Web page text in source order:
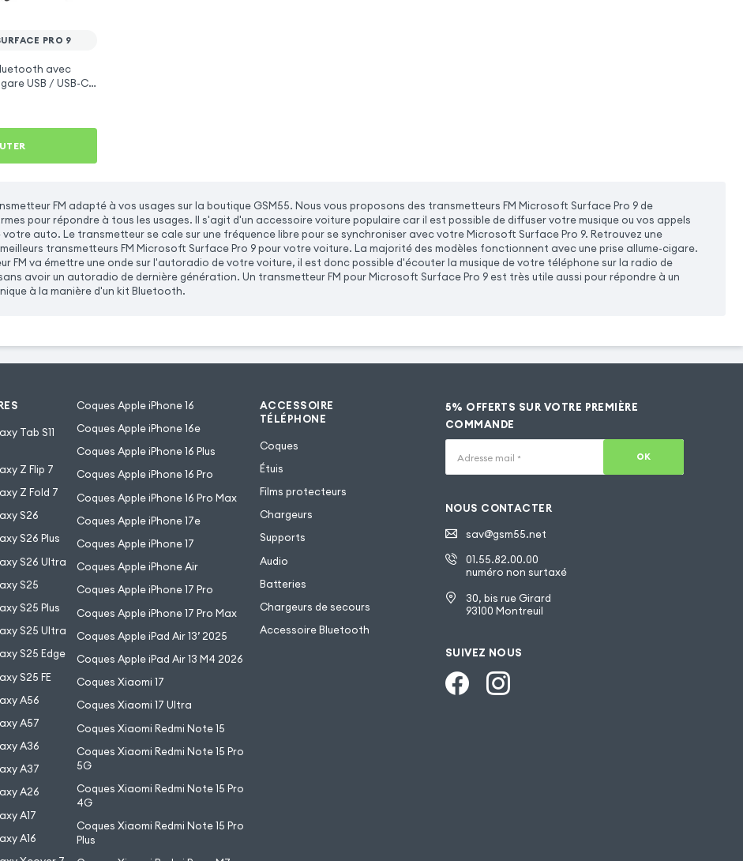
PRO 9
avec
USB / USB-C,
FM adapté à vos usages sur la boutique GSM55. Nous vous proposons des transmetteurs FM Microsoft Surface Pro 9 de
pour répondre à tous les usages. Il s'agit d'un accessoire voiture populaire car il est possible de diffuser votre musique ou vos appels
votre auto. Le transmetteur se cale sur une fréquence libre pour se synchroniser avec votre Microsoft Surface Pro 9. Retrouvez une
transmetteurs FM Microsoft Surface Pro 9 pour votre voiture. La majorité des modèles fonctionnent avec une prise allume-cigare.
FM va émettre une onde sur l'autoradio de votre voiture, il est donc possible d'écouter la musique de votre téléphone sur la radio de
avoir un autoradio de dernière génération. Un transmetteur FM pour Microsoft Surface Pro 9 est très utile aussi pour répondre à un
à la manière d'un kit Bluetooth.
Tab S11
Z Flip 7
Z Fold 7
S26
S26 Plus
S26 Ultra
S25
S25 Plus
S25 Ultra
S25 Edge
S25 FE
A56
A57
A36
A37
A26
A17
A16
Coques Apple iPhone 16
Coques Apple iPhone 16e
Coques Apple iPhone 16 Plus
Coques Apple iPhone 16 Pro
Coques Apple iPhone 16 Pro Max
Coques Apple iPhone 17e
Coques Apple iPhone 17
Coques Apple iPhone Air
Coques Apple iPhone 17 Pro
Coques Apple iPhone 17 Pro Max
Coques Apple iPad Air 13’ 2025
Coques Apple iPad Air 13 M4 2026
Coques Xiaomi 17
Coques Xiaomi 17 Ultra
Coques Xiaomi Redmi Note 15
Coques Xiaomi Redmi Note 15 Pro
5G
Coques Xiaomi Redmi Note 15 Pro
4G
Coques Xiaomi Redmi Note 15 Pro
Plus
ACCESSOIRE
TÉLÉPHONE
Coques
Étuis
Films protecteurs
Chargeurs
Supports
Audio
Batteries
Chargeurs de secours
Accessoire Bluetooth
5% OFFERTS SUR VOTRE PREMIÈRE
COMMANDE
Adresse mail * OK
NOUS CONTACTER
sav@gsm55.net
01.55.82.00.00
numéro non surtaxé
30, bis rue Girard
93100 Montreuil
SUIVEZ NOUS